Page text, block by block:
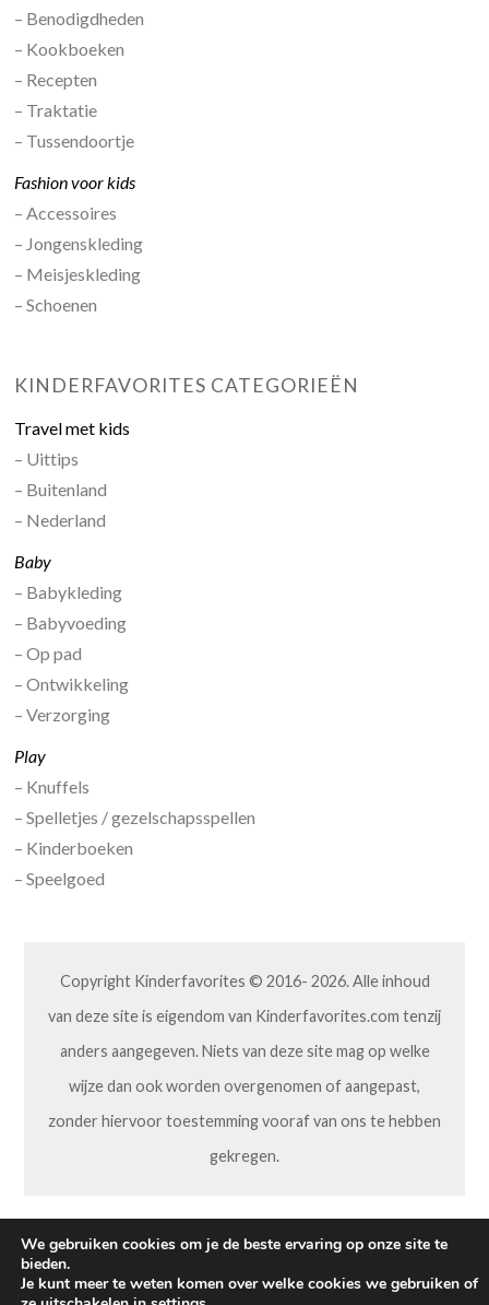
– Benodigdheden
– Kookboeken
– Recepten
– Traktatie
– Tussendoortje
Fashion voor kids
– Accessoires
– Jongenskleding
– Meisjeskleding
– Schoenen
KINDERFAVORITES CATEGORIEËN
Travel met kids
– Uittips
– Buitenland
– Nederland
Baby
– Babykleding
– Babyvoeding
– Op pad
– Ontwikkeling
– Verzorging
Play
– Knuffels
– Spelletjes / gezelschapsspellen
– Kinderboeken
– Speelgoed
Copyright Kinderfavorites © 2016- 2026. Alle inhoud
van deze site is eigendom van Kinderfavorites.com tenzij
anders aangegeven. Niets van deze site mag op welke
wijze dan ook worden overgenomen of aangepast,
zonder hiervoor toestemming vooraf van ons te hebben
gekregen.
We gebruiken cookies om je de beste ervaring op onze site te
bieden.
Je kunt meer te weten komen over welke cookies we gebruiken of